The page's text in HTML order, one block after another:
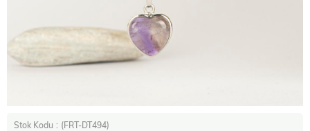
Stok Kodu (FRT-DT494)